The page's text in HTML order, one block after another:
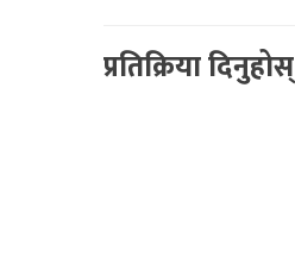
प्रतिक्रिया दिनुहोस्